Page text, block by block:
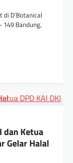
D’Botanical
149 Bandung,
dan Ketua
Gelar Halal